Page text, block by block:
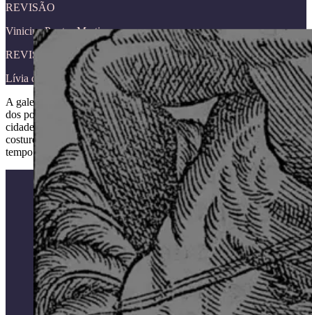
REVISÃO
Vinicius Pontes Martins
REVISÃO
Lívia de Sá Baião
A galeria investiga o universo da indumentária no Rio de Janeiro —
dos povos originários que habitavam o território onde hoje é a
cidade, e da tensão entre o nu e o vestido, até as modistas,
costureiras e estilistas que marcaram a moda carioca ao longo do
tempo.